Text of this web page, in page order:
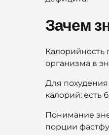
Зачем
Калорийность
организма в
Для
калорий: есть
Понимание
порции